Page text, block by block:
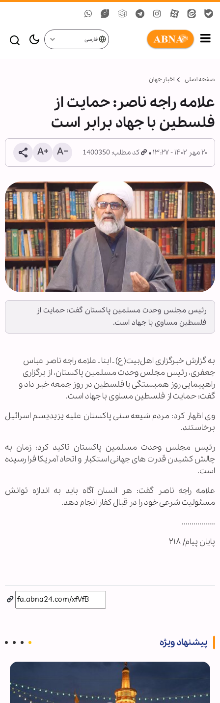
فارسی
صفحه اصلی اخبار جهان
علامه راجه ناصر: حمایت از
فلسطین با جهاد برابر است
۲۰ مهر ۱۴۰۲ - ۱۳:۲۷ کد مطلب: 1400350
رئیس مجلس وحدت مسلمین پاکستان گفت: حمایت از
فلسطین مساوی با جهاد است.
به گزارش خبرگزاری اهل‌بیت(ع) ـ ابنا ـ علامه راجه ناصر عباس
جعفری، رئیس مجلس وحدت مسلمین پاکستان، از برگزاری
راهپیمایی روز همبستگی با فلسطین در روز جمعه خبر داد و
گفت: حمایت از فلسطین مساوی با جهاد است.
وی اظهار کرد: مردم شیعه سنی پاکستان علیه یزیدیسم اسرائیل
برخاستند.
رئیس مجلس وحدت مسلمین پاکستان تاکید کرد: زمان به
چالش کشیدن قدرت های جهانی استکبار و اتحاد آمریکا فرا رسیده
است.
علامه راجه ناصر گفت: هر انسان آگاه باید به اندازه توانش
مسئولیت شرعی خود را در قبال کفار انجام دهد.
.................
پایان پیام/ ۲۱۸
پیشنهاد ویژه